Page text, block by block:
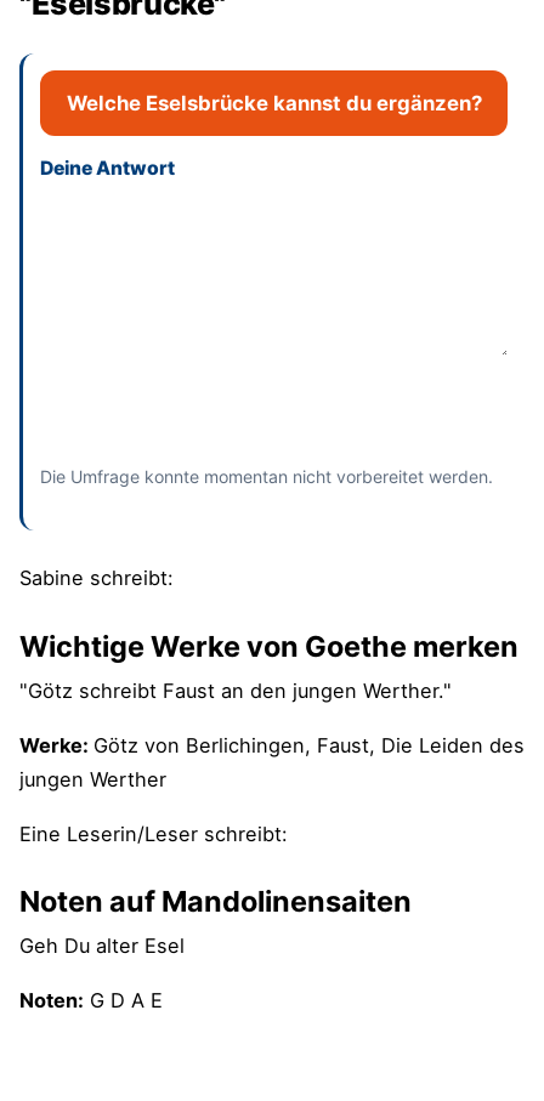
Welche Eselsbrücke kannst du ergänzen?
Dieses Feld bitte leer lassen
Deine Antwort
Die Umfrage konnte momentan nicht vorbereitet werden.
Sabine schreibt:
Wichtige Werke von Goethe merken
"Götz schreibt Faust an den jungen Werther."
Werke: Götz von Berlichingen, Faust, Die Leiden des
jungen Werther
Eine Leserin/Leser schreibt:
Noten auf Mandolinensaiten
Geh Du alter Esel
Noten: G D A E